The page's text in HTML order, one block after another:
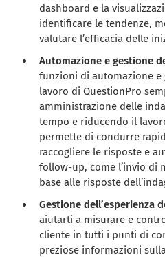
dashboard e la
identificare le tendenze,
valutare l’efficacia delle
Automazione e gestione
funzioni di automazione e
lavoro di QuestionPro
amministrazione delle
tempo e riducendo il
permette di condurre
raccogliere le risposte e
follow-up, come l’invio di
base alle risposte
Gestione dell’esperienza
aiutarti a misurare e
cliente in tutti i punti di
preziose informazioni